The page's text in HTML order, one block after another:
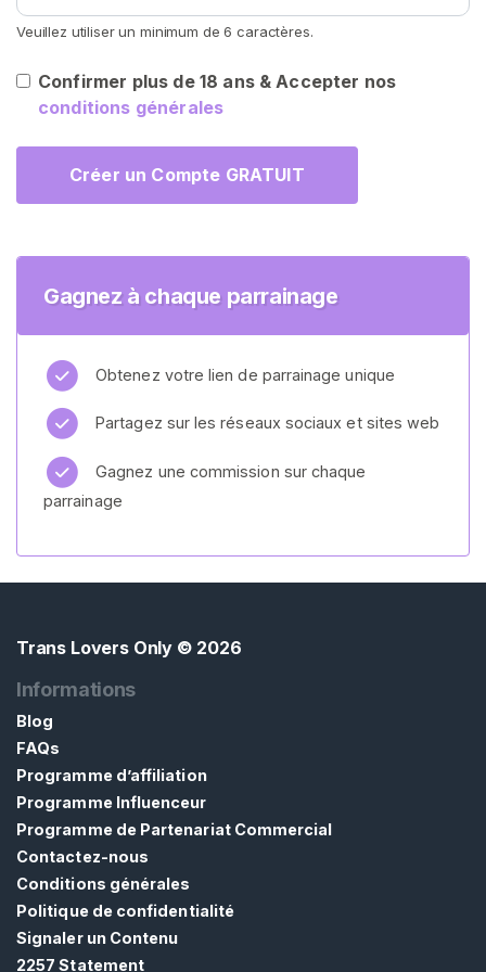
Veuillez utiliser un minimum de 6 caractères.
Confirmer plus de 18 ans & Accepter nos
conditions générales
Créer un Compte GRATUIT
Gagnez à chaque parrainage
Obtenez votre lien de parrainage unique
Partagez sur les réseaux sociaux et sites web
Gagnez une commission sur chaque
parrainage
Trans Lovers Only © 2026
Informations
Blog
FAQs
Programme d’affiliation
Programme Influenceur
Programme de Partenariat Commercial
Contactez-nous
Conditions générales
Politique de confidentialité
Signaler un Contenu
2257 Statement
E
Z
V
O
G
T
T
e
i
a
r
c
o
u
r
i
r
l
e
s